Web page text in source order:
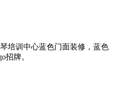
培训中心蓝色门面装修，蓝色
招牌。